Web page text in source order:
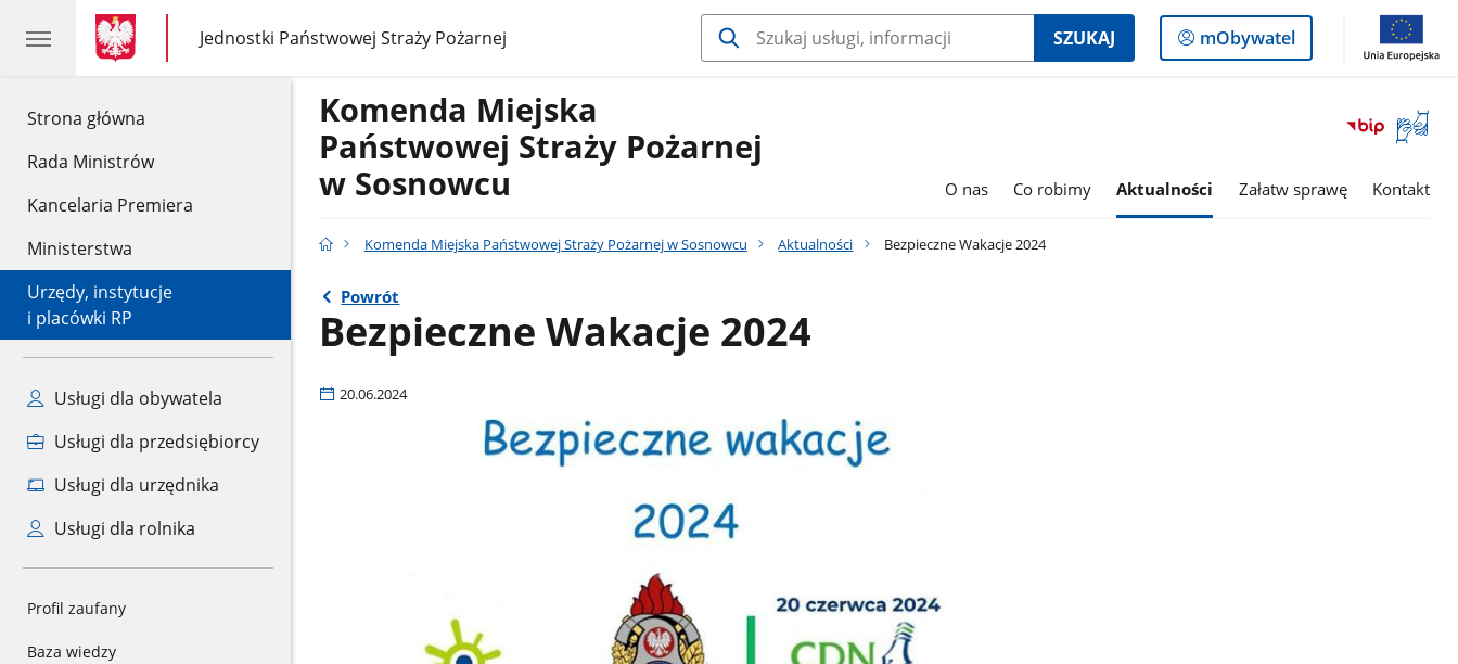
Strona główna
Rada Ministrów
Kancelaria Premiera
Ministerstwa
Urzędy, instytucje
i placówki RP
Usługi dla obywatela
Usługi dla przedsiębiorcy
Usługi dla urzędnika
Usługi dla rolnika
Profil zaufany
Baza wiedzy
gov.pl
gov.pl
Jednostki Państwowej Straży Pożarnej
gov.pl
Jednostki
Państwowej
SZUKAJ
Logowanie
do
mObywatel
Otwórz
okno
Komenda Miejska
Państwowej Straży Pożarnej
w Sosnowcu
O nas Co robimy Aktualności Załatw sprawę Kontakt
Komenda Miejska Państwowej Straży Pożarnej w Sosnowcu Aktualności Bezpieczne Wakacje 2024
Powrót
Bezpieczne Wakacje 2024
20.06.2024